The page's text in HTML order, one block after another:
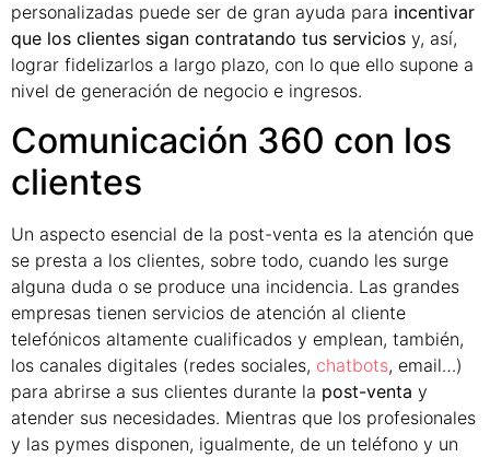
personalizadas puede ser de gran ayuda para incentivar
que los clientes sigan contratando tus servicios y, así,
lograr fidelizarlos a largo plazo, con lo que ello supone a
nivel de generación de negocio e ingresos.
Comunicación 360 con los
clientes
Un aspecto esencial de la post-venta es la atención que
se presta a los clientes, sobre todo, cuando les surge
alguna duda o se produce una incidencia. Las grandes
empresas tienen servicios de atención al cliente
telefónicos altamente cualificados y emplean, también,
los canales digitales (redes sociales, chatbots, email…)
para abrirse a sus clientes durante la post-venta y
atender sus necesidades. Mientras que los profesionales
y las pymes disponen, igualmente, de un teléfono y un